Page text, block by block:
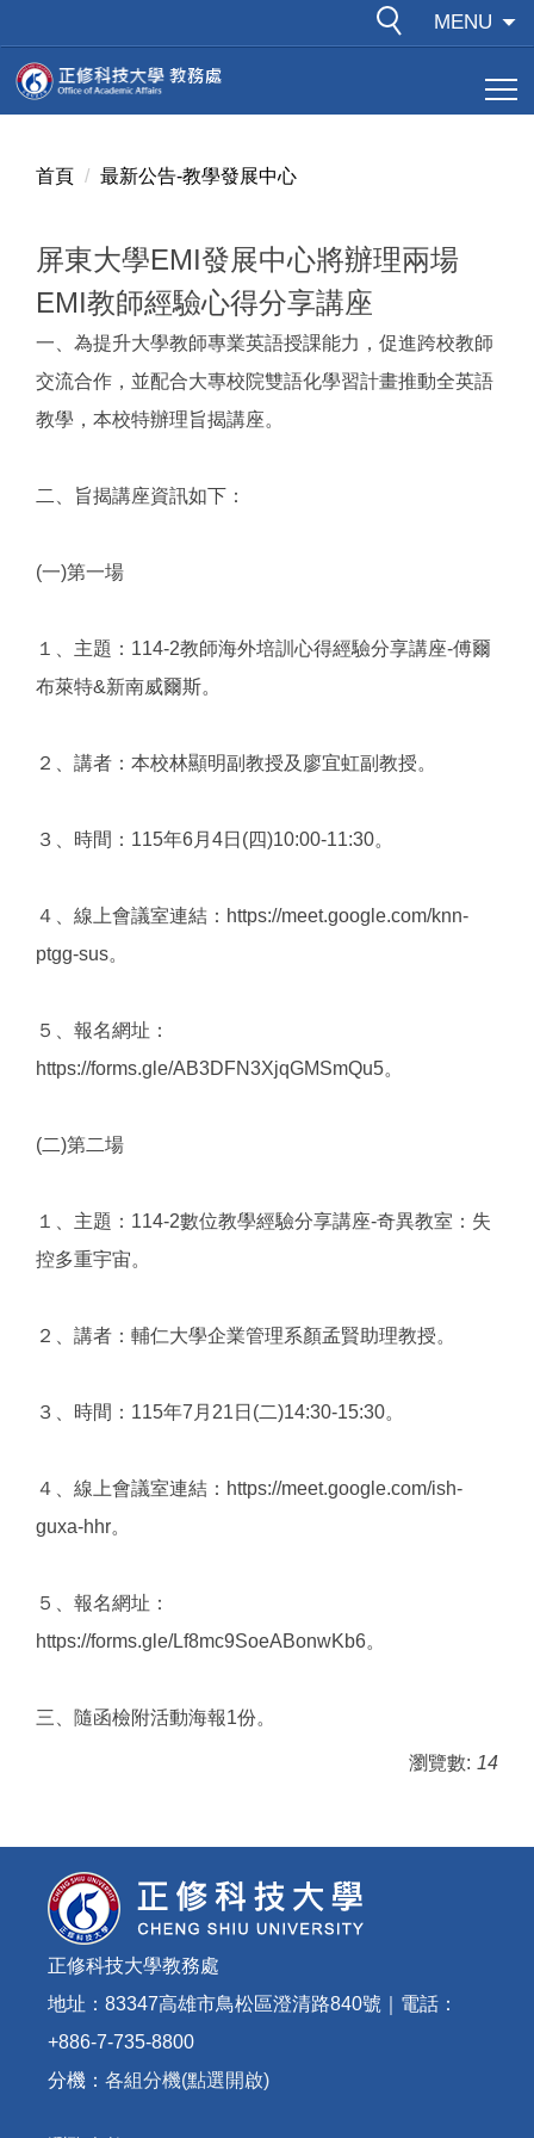
到
主
要
MENU
首頁 最新公告-教學發展中心
屏東大學EMI發展中心將辦理兩場
EMI教師經驗心得分享講座
一、為提升大學教師專業英語授課能力，促進跨校教師
交流合作，並配合大專校院雙語化學習計畫推動全英語
教學，本校特辦理旨揭講座。
二、旨揭講座資訊如下：
(一)第一場
１、主題：114-2教師海外培訓心得經驗分享講座-傅爾
布萊特&新南威爾斯。
２、講者：本校林顯明副教授及廖宜虹副教授。
３、時間：115年6月4日(四)10:00-11:30。
４、線上會議室連結：https://meet.google.com/knn-
ptgg-sus。
５、報名網址：
https://forms.gle/AB3DFN3XjqGMSmQu5。
(二)第二場
１、主題：114-2數位教學經驗分享講座-奇異教室：失
控多重宇宙。
２、講者：輔仁大學企業管理系顏孟賢助理教授。
３、時間：115年7月21日(二)14:30-15:30。
４、線上會議室連結：https://meet.google.com/ish-
guxa-hhr。
５、報名網址：
https://forms.gle/Lf8mc9SoeABonwKb6。
三、隨函檢附活動海報1份。
瀏覽數: 14
正修科技大學教務處
地址：83347高雄市鳥松區澄清路840號｜電話：
+886-7-735-8800
分機： 各組分機(點選開啟)